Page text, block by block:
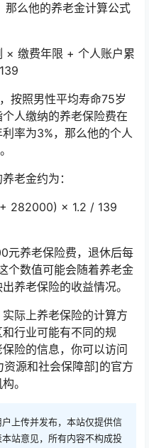
那么他的养老金计算公式
× 缴费年限 + 个人账户累
按照男性平均寿命75岁
人缴纳的养老保险费在
率为3%，那么他的个人
老金约为：
282000) × 1.2 / 139
元养老保险费，退休后每
个数值可能会随着养老金
养老保险的收益情况。
际上养老保险的计算方
行业可能有不同的规
险的信息，你可以访问
源和社会保障部]的官方
。
上传并发布，本站仅提供信
站意见，所有内容不构成投